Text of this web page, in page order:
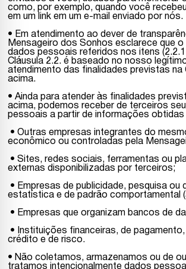
como, por exemplo, quando você
em um link em um e-mail enviado por nós.
• Em atendimento ao dever de
Mensageiro dos Sonhos esclarece que
dados pessoais referidos nos itens
Cláusula 2.2. é baseado no nosso
atendimento das finalidades previstas na
acima.
• Ainda para atender às finalidades
acima, podemos receber de terceiros
pessoais a partir de informações obtidas
• Outras empresas integrantes do
econômico ou controladas pela
• Sites, redes sociais, ferramentas ou
externas disponibilizadas por terceiros;
• Empresas de publicidade, pesquisa ou
estatística e de padrão comportamental
• Empresas que organizam bancos de
• Instituições financeiras, de
crédito e de risco.
• Não coletamos, armazenamos ou de
tratamos intencionalmente dados